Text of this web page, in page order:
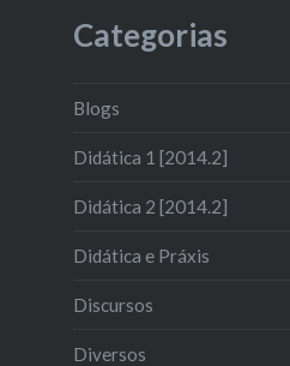
Categorias
Blogs
Didática 1 [2014.2]
Didática 2 [2014.2]
Didática e Práxis
Discursos
Diversos